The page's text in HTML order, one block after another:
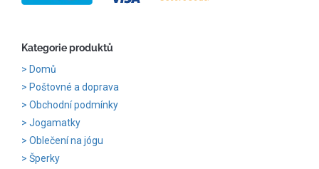
Kategorie produktů
Domů
Poštovné a doprava
Obchodní podmínky
Jogamatky
Oblečení na jógu
Šperky